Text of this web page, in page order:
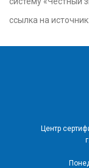
ссылка на
Центр